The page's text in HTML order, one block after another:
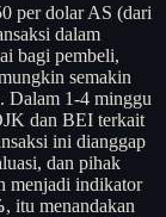
per dolar AS (dari
dalam
bagi pembeli,
semakin
Dalam 1-4 minggu
dan BEI terkait
ini dianggap
dan pihak
menjadi indikator
, itu menandakan